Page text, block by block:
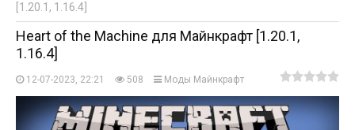
[1.20.1, 1.16.4]
Heart of the Machine для Майнкрафт [1.20.1,
1.16.4]
12-07-2023, 22:21 508 Моды Майнкрафт